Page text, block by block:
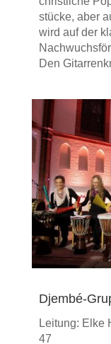
stücke, aber
wird auf der
Den
Djembé-
Leitung: Elke
47